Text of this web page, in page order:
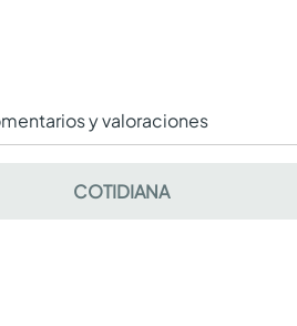
y valoraciones
COTIDIANA